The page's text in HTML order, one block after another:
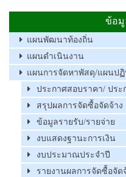
ข้อมู
แผนพัฒนาท้องถิ่น
แผนดำเนินงาน
แผนการจัดหาพัสดุ/แผนป
ประกาศสอบราคา/ ประ
สรุปผลการจัดซื้อจัดจ้าง
ข้อมูลรายรับ/รายจ่าย
งบแสดงฐานะการเงิน
งบประมาณประจำปี
รายงานผลการจัดซื้อจัด